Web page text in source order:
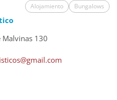
Alojamiento Bungalows
Malvinas 130